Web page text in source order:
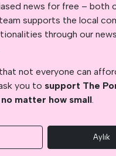
news for free – both
supports the local
through our
not everyone can
you to support The
matter how small.
Aylık